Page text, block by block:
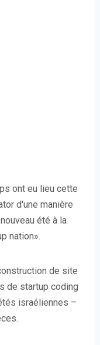
ont eu lieu cette
d'une manière
été à la
nation».
de site
de startup coding
israéliennes –